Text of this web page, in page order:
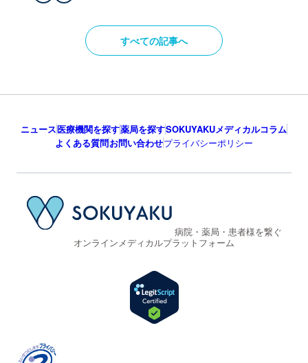
すべての記事へ
ニュース医療機関を探す薬局を探すSOKUYAKUメディカルコラム
よくある質問お問い合わせプライバシーポリシー
病院・薬局・患者様を繋ぐ
オンラインメディカルプラットフォーム